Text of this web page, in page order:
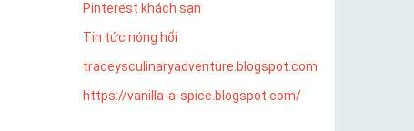
Pinterest khách sạn
Tin tức nóng hổi
traceysculinaryadventure.blogspot.com
https://vanilla-a-spice.blogspot.com/